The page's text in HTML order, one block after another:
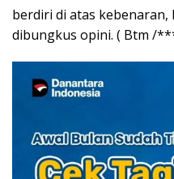
berdiri di atas
dibungkus opini. ( Btm /